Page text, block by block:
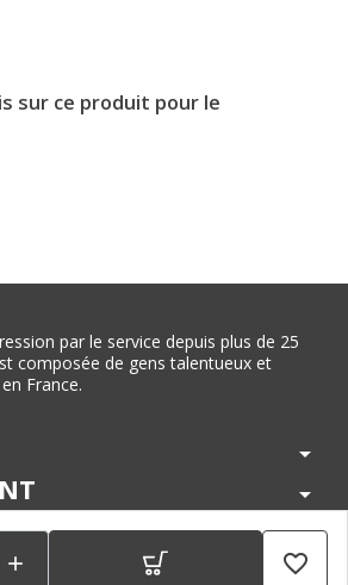
 favorite_border
sur ce produit pour le
par le service depuis plus de 25
composée de gens talentueux et
France.
arrow_drop_down
arrow_drop_down
arrow_drop_down
arrow_drop_down